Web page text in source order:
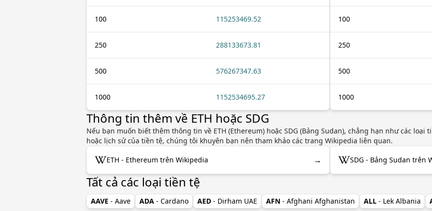
100 115253469.52
250 288133673.81
500 576267347.63
1000 1152534695.27
100
250
500
1000
Thông tin thêm về ETH hoặc SDG
Nếu bạn muốn biết thêm thông tin về ETH (Ethereum) hoặc SDG (Bảng Sudan), chẳng hạn như các
hoặc lịch sử của tiền tệ, chúng tôi khuyên bạn nên tham khảo các trang Wikipedia liên quan.
ETH - Ethereum trên Wikipedia → SDG - Bảng Sudan trên
Tất cả các loại tiền tệ
AAVE - Aave ADA - Cardano AED - Dirham UAE AFN - Afghani Afghanistan ALL - Lek Albania